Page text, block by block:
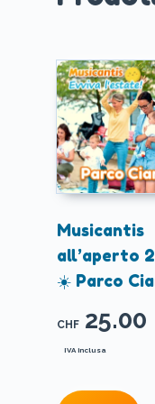
Musicantis
all’aperto
☀️ Parco
CHF 25.00
IVA inclusa